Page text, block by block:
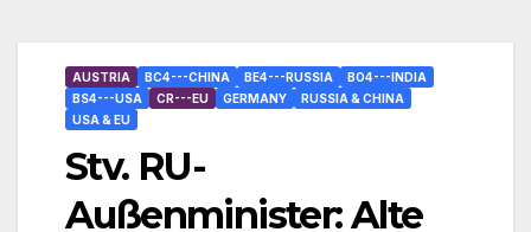
AUSTRIA BC4---CHINA BE4---RUSSIA
BO4---INDIA
BS4---USA
CR---EU GERMANY
RUSSIA & CHINA
USA & EU
Stv. RU-
Außenminister: Alte